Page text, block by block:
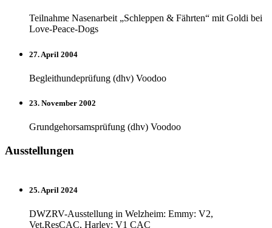
Teilnahme Nasenarbeit „Schleppen & Fährten“ mit Goldi bei
Love-Peace-Dogs
27. April 2004
Begleithundeprüfung (dhv) Voodoo
23. November 2002
Grundgehorsamsprüfung (dhv) Voodoo
Ausstellungen
25. April 2024
DWZRV-Ausstellung in Welzheim: Emmy: V2,
Vet.ResCAC, Harley: V1 CAC